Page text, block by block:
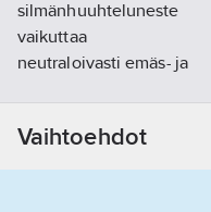
silmänhuuhteluneste
vaikuttaa
neutraloivasti emäs- ja
nopeampi ja
tehokkaampi vaikutus
Vaihtoehdot